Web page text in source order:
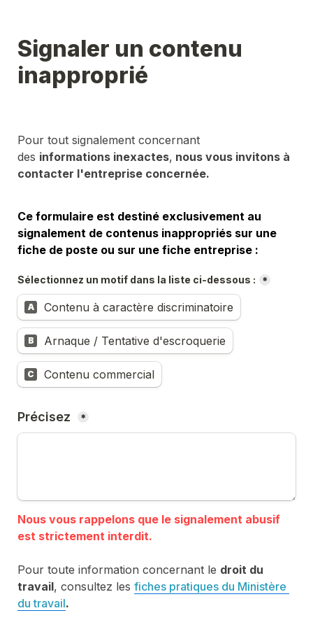
Signaler un contenu
inapproprié
Pour tout signalement concernant
des informations inexactes, nous vous invitons à
contacter l'entreprise concernée.
Ce formulaire est destiné exclusivement au
signalement de contenus inappropriés sur une
fiche de poste ou sur une fiche entreprise :
Sélectionnez un motif dans la liste ci-dessous : *
A Contenu à caractère discriminatoire
B Arnaque / Tentative d'escroquerie
C Contenu commercial
Précisez *
Nous vous rappelons que le signalement abusif
Pour toute information concernant le droit du
travail, consultez les fiches pratiques du Ministère
du travail